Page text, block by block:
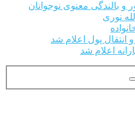
و بالندگی معنوی نوجوانان
نوری
پول اعلام شد
اعلام شد